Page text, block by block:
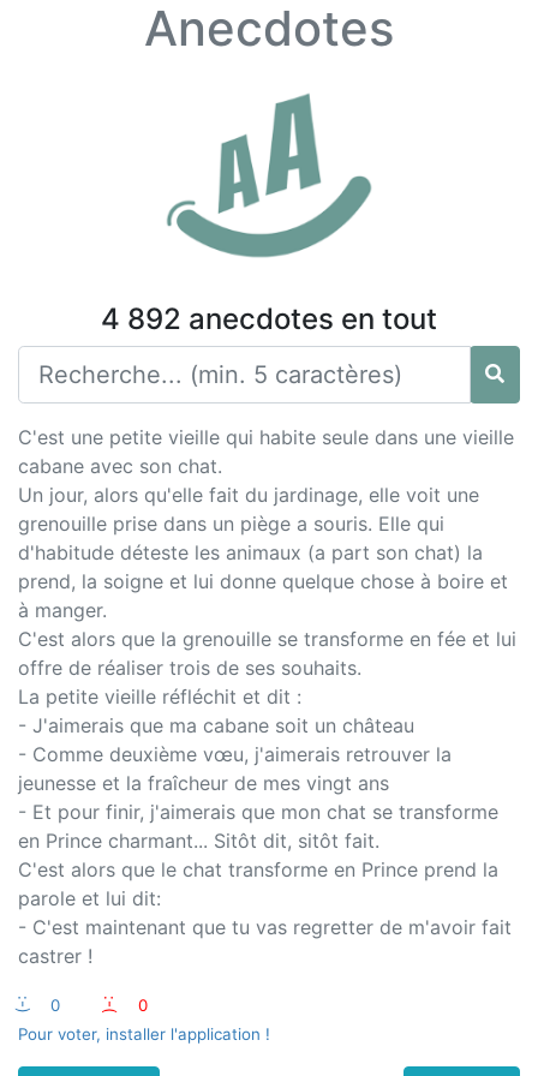
Anecdotes
4 892 anecdotes en tout
C'est une petite vieille qui habite seule dans une vieille
cabane avec son chat.
Un jour, alors qu'elle fait du jardinage, elle voit une
grenouille prise dans un piège a souris. Elle qui
d'habitude déteste les animaux (a part son chat) la
prend, la soigne et lui donne quelque chose à boire et
à manger.
C'est alors que la grenouille se transforme en fée et lui
offre de réaliser trois de ses souhaits.
La petite vieille réfléchit et dit :
- J'aimerais que ma cabane soit un château
- Comme deuxième vœu, j'aimerais retrouver la
jeunesse et la fraîcheur de mes vingt ans
- Et pour finir, j'aimerais que mon chat se transforme
en Prince charmant... Sitôt dit, sitôt fait.
C'est alors que le chat transforme en Prince prend la
parole et lui dit:
- C'est maintenant que tu vas regretter de m'avoir fait
castrer !
:-) 0 :-(
0
Pour voter, installer l'application !